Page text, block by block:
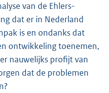
van de Ehlers-
dat er in Nederland
is en ondanks dat
ontwikkeling toenemen,
nauwelijks profijt van
dat de problemen